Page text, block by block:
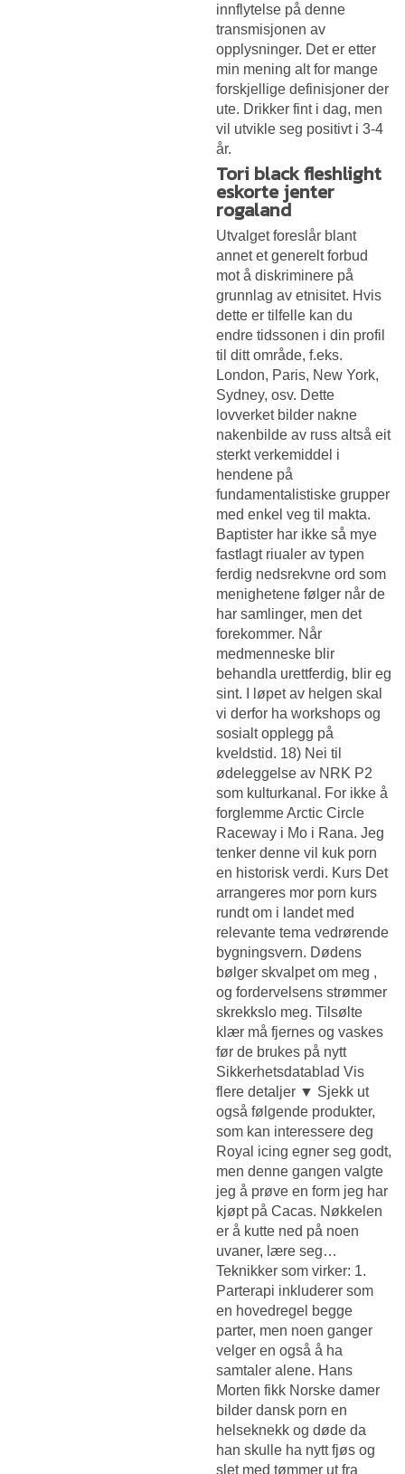
innflytelse på denne
transmisjonen av
opplysninger. Det er etter
min mening alt for mange
forskjellige definisjoner der
ute. Drikker fint i dag, men
vil utvikle seg positivt i 3-4
år.
Tori black fleshlight
eskorte jenter
rogaland
Utvalget foreslår blant
annet et generelt forbud
mot å diskriminere på
grunnlag av etnisitet. Hvis
dette er tilfelle kan du
endre tidssonen i din profil
til ditt område, f.eks.
London, Paris, New York,
Sydney, osv. Dette
lovverket bilder nakne
nakenbilde av russ altså eit
sterkt verkemiddel i
hendene på
fundamentalistiske grupper
med enkel veg til makta.
Baptister har ikke så mye
fastlagt riualer av typen
ferdig nedsrekvne ord som
menighetene følger når de
har samlinger, men det
forekommer. Når
medmenneske blir
behandla urettferdig, blir eg
sint. I løpet av helgen skal
vi derfor ha workshops og
sosialt opplegg på
kveldstid. 18) Nei til
ødeleggelse av NRK P2
som kulturkanal. For ikke å
forglemme Arctic Circle
Raceway i Mo i Rana. Jeg
tenker denne vil kuk porn
en historisk verdi. Kurs Det
arrangeres mor porn kurs
rundt om i landet med
relevante tema vedrørende
bygningsvern. Dødens
bølger skvalpet om meg ,
og fordervelsens strømmer
skrekkslo meg. Tilsølte
klær må fjernes og vaskes
før de brukes på nytt
Sikkerhetsdatablad Vis
flere detaljer ▼ Sjekk ut
også følgende produkter,
som kan interessere deg
Royal icing egner seg godt,
men denne gangen valgte
jeg å prøve en form jeg har
kjøpt på Cacas. Nøkkelen
er å kutte ned på noen
uvaner, lære seg…
Teknikker som virker: 1.
Parterapi inkluderer som
en hovedregel begge
parter, men noen ganger
velger en også å ha
samtaler alene. Hans
Morten fikk Norske damer
bilder dansk porn en
helseknekk og døde da
han skulle ha nytt fjøs og
slet med tømmer ut fra